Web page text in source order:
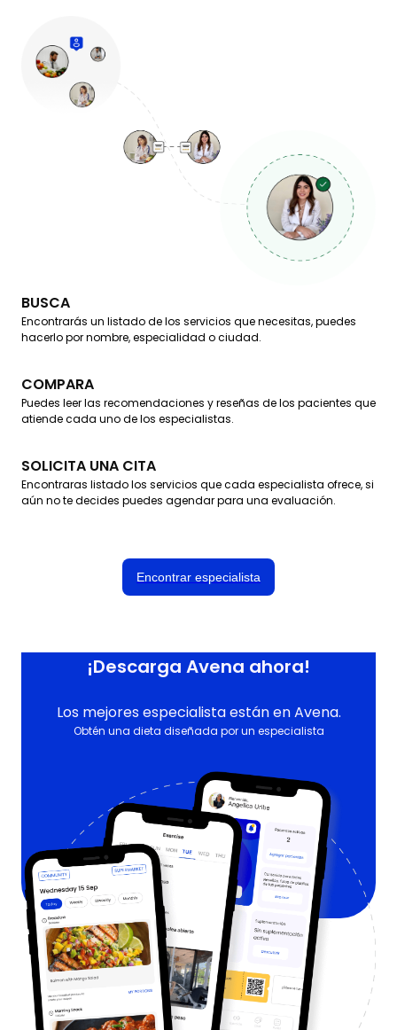
BUSCA
Encontrarás un listado de los servicios que necesitas, puedes
hacerlo por nombre, especialidad o ciudad.
COMPARA
Puedes leer las recomendaciones y reseñas de los pacientes que
atiende cada uno de los especialistas.
SOLICITA UNA CITA
Encontraras listado los servicios que cada especialista ofrece, si
aún no te decides puedes agendar para una evaluación.
Encontrar especialista
¡Descarga Avena ahora!
Los mejores especialista están en Avena.
Obtén una dieta diseñada por un especialista